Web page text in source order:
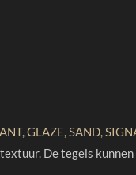
GLAZE, SAND,
De tegels